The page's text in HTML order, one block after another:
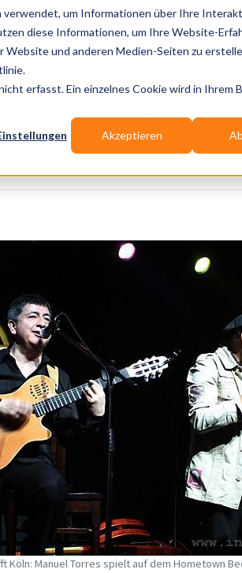
um Informationen über Ihre
diese Informationen, um Ihre Website-
und anderen Medien-Seiten zu
erfasst. Ein einzelnes Cookie wird in Ihrem
Akzeptieren
Köln: Manuel Torres spielt auf dem Hometown
Publikationen Branchen-Infos
Wir suchen für Dich